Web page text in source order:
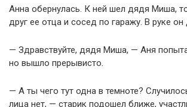
Анна обернулась. К ней шел дядя Миша,
друг ее отца и сосед по гаражу. В руке
— Здравствуйте, дядя Миша, — Аня
но вышло прерывисто.
— А ты чего тут одна в темноте?
лица нет, — старик подошел ближе,